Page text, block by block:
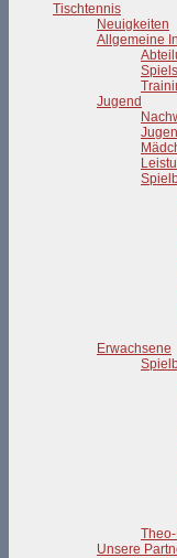
Tischtennis
Neuigkeiten
Allgemeine
Jugend
Erwachsene
Unsere